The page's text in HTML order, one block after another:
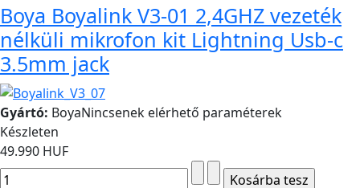
Boya Boyalink V3-01 2,4GHZ vezeték
nélküli mikrofon kit Lightning Usb-c
3.5mm jack
Gyártó: BoyaNincsenek elérhető paraméterek
Készleten
49.990 HUF